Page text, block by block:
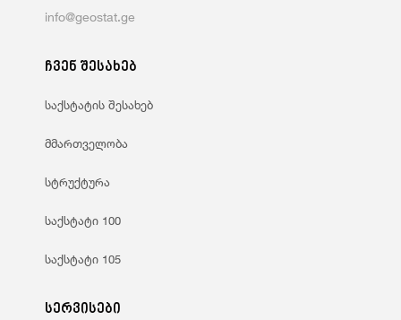
info@geostat.ge
ჩვენ შესახებ
საქსტატის შესახებ
მმართველობა
სტრუქტურა
საქსტატი 100
საქსტატი 105
სერვისები